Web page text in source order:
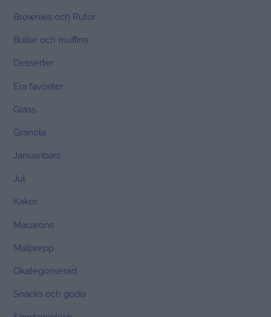
Brownies och Rutor
Bullar och muffins
Desserter
Era favoriter
Glass
Granola
Januaribars
Jul
Kakor
Macarons
Matprepp
Okategoriserad
Snacks och godis